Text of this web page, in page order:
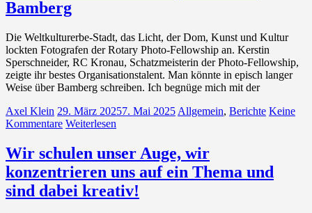
Bamberg
Die Weltkulturerbe-Stadt, das Licht, der Dom, Kunst und Kultur
lockten Fotografen der Rotary Photo-Fellowship an. Kerstin
Sperschneider, RC Kronau, Schatzmeisterin der Photo-Fellowship,
zeigte ihr bestes Organisationstalent. Man könnte in episch langer
Weise über Bamberg schreiben. Ich begnüge mich mit der
Axel Klein 29. März 20257. Mai 2025 Allgemein, Berichte Keine
Kommentare Weiterlesen
Wir schulen unser Auge, wir
konzentrieren uns auf ein Thema und
sind dabei kreativ!